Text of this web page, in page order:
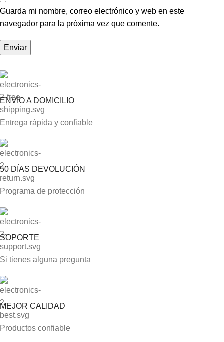
Guarda mi nombre, correo electrónico y web en este
navegador para la próxima vez que comente.
ENVÍO A DOMICILIO
Entrega rápida y confiable
50 DÍAS DEVOLUCIÓN
Programa de protección
SOPORTE
Si tienes alguna pregunta
MEJOR CALIDAD
Productos confiable